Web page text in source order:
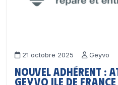
21 octobre 2025 Geyvo
Nouvel adhérent :
GEYVO Ile de France